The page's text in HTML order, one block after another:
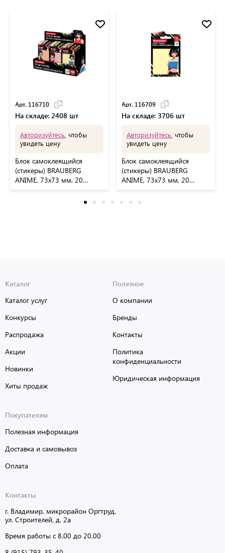
Арт. 116710
На складе: 2408 шт
Авторизуйтесь , чтобы
увидеть цену
Блок самоклеящийся
(стикеры) BRAUBERG
ANIME, 73х73 мм, 20
Арт. 116709
На складе: 3706 шт
Авторизуйтесь , чтобы
увидеть цену
Блок самоклеящийся
(стикеры) BRAUBERG
ANIME, 73х73 мм, 20
Каталог
Каталог услуг
Конкурсы
Распродажа
Акции
Новинки
Хиты продаж
Полезное
О компании
Бренды
Контакты
Политика
конфиденциальности
Юридическая информация
Покупателям
Полезная информация
Доставка и самовывоз
Оплата
Контакты
г. Владимир, микрорайон Оргтруд,
ул. Строителей, д. 2а
Время работы с 8.00 до 20.00